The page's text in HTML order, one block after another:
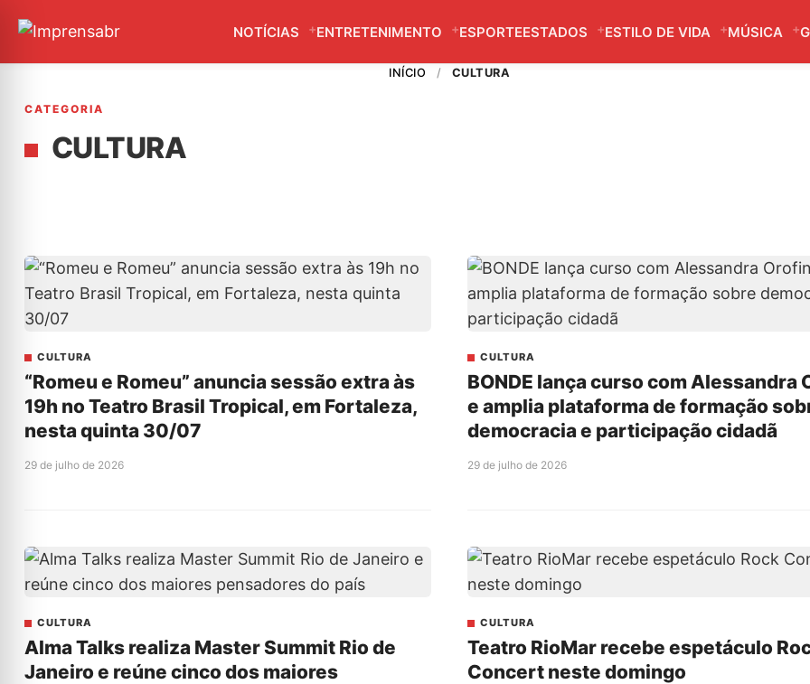
NOTÍCIAS ENTRETENIMENTO ESPORTEESTADOS ESTILO DE VIDA MÚSICA
INÍCIO / CULTURA
CATEGORIA
CULTURA
CULTURA
“Romeu e Romeu” anuncia sessão extra às
19h no Teatro Brasil Tropical, em Fortaleza,
nesta quinta 30/07
29 de julho de 2026
CULTURA
BONDE lança curso com Alessandra
e amplia plataforma de formação
democracia e participação cidadã
29 de julho de 2026
CULTURA
Alma Talks realiza Master Summit Rio de
Janeiro e reúne cinco dos maiores
CULTURA
Teatro RioMar recebe espetáculo
Concert neste domingo